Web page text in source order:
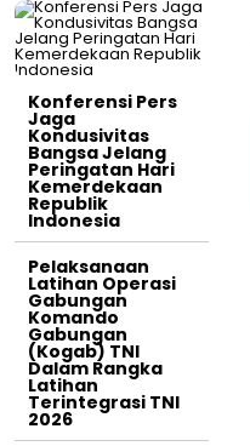
Konferensi Pers
Jaga
Kondusivitas
Bangsa Jelang
Peringatan Hari
Kemerdekaan
Republik
Indonesia
Pelaksanaan
Latihan Operasi
Gabungan
Komando
Gabungan
(Kogab) TNI
Dalam Rangka
Latihan
Terintegrasi TNI
2026